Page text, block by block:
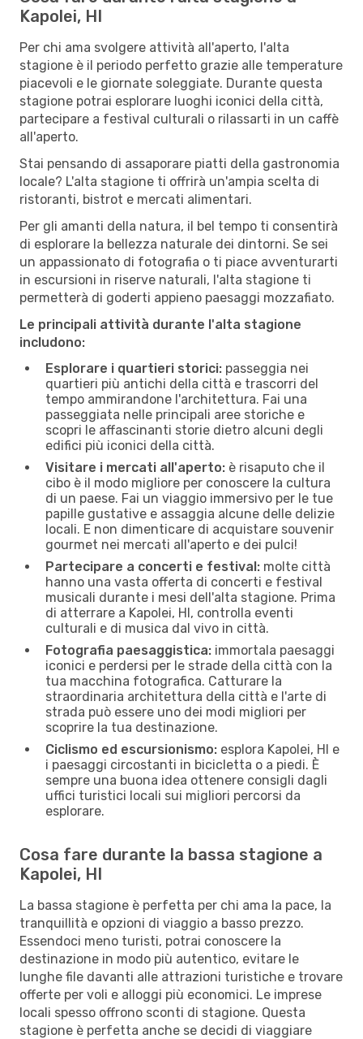
Kapolei, HI
Per chi ama svolgere attività all'aperto, l'alta
stagione è il periodo perfetto grazie alle temperature
piacevoli e le giornate soleggiate. Durante questa
stagione potrai esplorare luoghi iconici della città,
partecipare a festival culturali o rilassarti in un caffè
all'aperto.
Stai pensando di assaporare piatti della gastronomia
locale? L'alta stagione ti offrirà un'ampia scelta di
ristoranti, bistrot e mercati alimentari.
Per gli amanti della natura, il bel tempo ti consentirà
di esplorare la bellezza naturale dei dintorni. Se sei
un appassionato di fotografia o ti piace avventurarti
in escursioni in riserve naturali, l'alta stagione ti
permetterà di goderti appieno paesaggi mozzafiato.
Le principali attività durante l'alta stagione
includono:
Esplorare i quartieri storici: passeggia nei
quartieri più antichi della città e trascorri del
tempo ammirandone l'architettura. Fai una
passeggiata nelle principali aree storiche e
scopri le affascinanti storie dietro alcuni degli
edifici più iconici della città.
Visitare i mercati all'aperto: è risaputo che il
cibo è il modo migliore per conoscere la cultura
di un paese. Fai un viaggio immersivo per le tue
papille gustative e assaggia alcune delle delizie
locali. E non dimenticare di acquistare souvenir
gourmet nei mercati all'aperto e dei pulci!
Partecipare a concerti e festival: molte città
hanno una vasta offerta di concerti e festival
musicali durante i mesi dell'alta stagione. Prima
di atterrare a Kapolei, HI, controlla eventi
culturali e di musica dal vivo in città.
Fotografia paesaggistica: immortala paesaggi
iconici e perdersi per le strade della città con la
tua macchina fotografica. Catturare la
straordinaria architettura della città e l'arte di
strada può essere uno dei modi migliori per
scoprire la tua destinazione.
Ciclismo ed escursionismo: esplora Kapolei, HI e
i paesaggi circostanti in bicicletta o a piedi. È
sempre una buona idea ottenere consigli dagli
uffici turistici locali sui migliori percorsi da
esplorare.
Cosa fare durante la bassa stagione a
Kapolei, HI
La bassa stagione è perfetta per chi ama la pace, la
tranquillità e opzioni di viaggio a basso prezzo.
Essendoci meno turisti, potrai conoscere la
destinazione in modo più autentico, evitare le
lunghe file davanti alle attrazioni turistiche e trovare
offerte per voli e alloggi più economici. Le imprese
locali spesso offrono sconti di stagione. Questa
stagione è perfetta anche se decidi di viaggiare